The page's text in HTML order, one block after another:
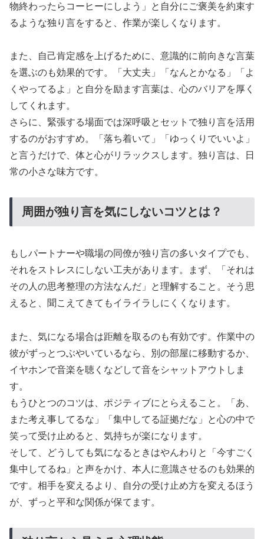
物終わったらコーヒーにしよう」と自分にご褒美を約束す
るような独り言をすると、作業が楽しくなります。
また、自己肯定感を上げるために、意識的に前向きな言葉
を選ぶのも効果的です。「大丈夫」「なんとかなる」「よ
くやってるよ」と自分を励ます言葉は、心のバリアを厚く
してくれます。
さらに、緊張する場面では深呼吸とセットで独り言を活用
するのがおすすめ。「落ち着いて」「ゆっくりでいいよ」
と言うだけで、体と心がリラックスします。独り言は、日
常の小さな味方です。
周囲が独り言を気にしないコツとは？
もしパートナーや職場の同僚が独り言の多いタイプでも、
それをストレスにしない工夫があります。まず、「それは
その人の思考整理の方法なんだ」と理解すること。そう思
えると、聞こえてきてもイライラしにくくなります。
また、気になる場合は距離を取るのも有効です。作業中の
彼がずっとつぶやいているなら、別の部屋に移動するか、
イヤホンで音楽を聴くなどして音をシャットアウトしま
す。
もうひとつのコツは、ポジティブにとらえること。「あ、
また考え事してるな」「集中してる証拠だな」と心の中で
笑って受け止めると、気持ちが楽になります。
そして、どうしても気になるときはやんわりと「今すごく
集中してるね」と声をかけ、本人に意識させるのも効果的
です。相手を変えるより、自分の受け止め方を変えるほう
が、ずっと平和な関係が保てます。